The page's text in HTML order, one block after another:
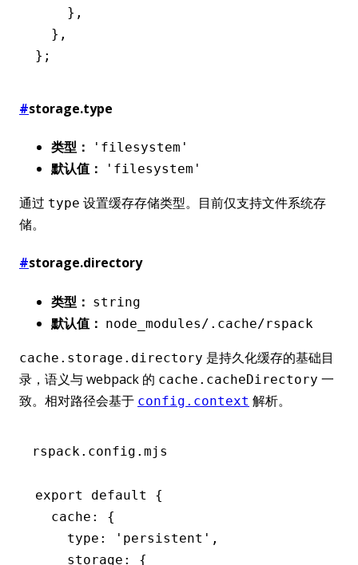
    }
,
  }
,
};
#storage.type
类型： 'filesystem'
默认值： 'filesystem'
通过 type 设置缓存存储类型。目前仅支持文件系统存
储。
#storage.directory
类型： string
默认值： node_modules/.cache/rspack
cache.storage.directory 是持久化缓存的基础目
录，语义与 webpack 的 cache.cacheDirectory 一
致。相对路径会基于 config.context 解析。
rspack.config.mjs
export default
{
  cache
:
{
    type
: 'persistent' ,
    storage
: {